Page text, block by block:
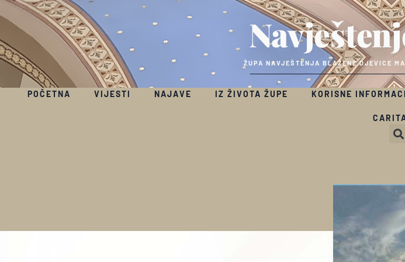
ŽUPA NAVJEŠTENJA BLAŽENE DJEVICE
POČETNA VIJESTI NAJAVE IZ ŽIVOTA ŽUPE KORISNE